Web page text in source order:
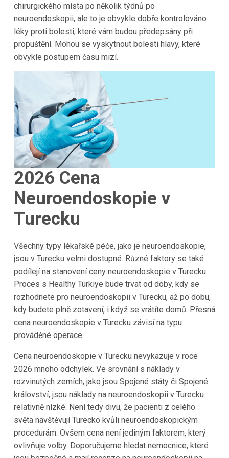
chirurgického místa po několik týdnů po
neuroendoskopii, ale to je obvykle dobře kontrolováno
léky proti bolesti, které vám budou předepsány při
propuštění. Mohou se vyskytnout bolesti hlavy, které
obvykle postupem času mizí.
2026 Cena
Neuroendoskopie v
Turecku
Všechny typy lékařské péče, jako je neuroendoskopie,
jsou v Turecku velmi dostupné. Různé faktory se také
podílejí na stanovení ceny neuroendoskopie v Turecku.
Proces s Healthy Türkiye bude trvat od doby, kdy se
rozhodnete pro neuroendoskopii v Turecku, až po dobu,
kdy budete plně zotavení, i když se vrátíte domů. Přesná
cena neuroendoskopie v Turecku závisí na typu
prováděné operace.
Cena neuroendoskopie v Turecku nevykazuje v roce
2026 mnoho odchylek. Ve srovnání s náklady v
rozvinutých zemích, jako jsou Spojené státy či Spojené
království, jsou náklady na neuroendoskopii v Turecku
relativně nízké. Není tedy divu, že pacienti z celého
světa navštěvují Turecko kvůli neuroendoskopickým
procedurám. Ovšem cena není jediným faktorem, který
ovlivňuje volby. Doporučujeme hledat nemocnice, které